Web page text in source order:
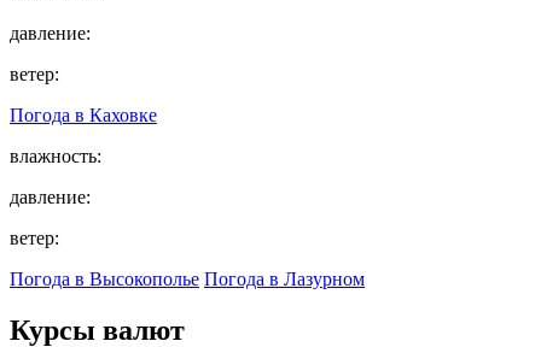
давление:
ветер:
Погода в Каховке
влажность:
давление:
ветер:
Погода в Высокополье Погода в Лазурном
Курсы валют